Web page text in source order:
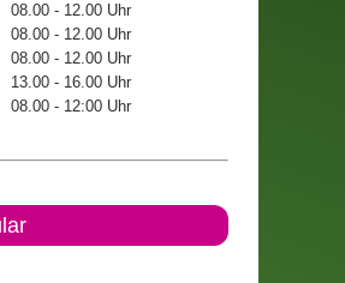
08.00 - 12.00 Uhr
08.00 - 12.00 Uhr
08.00 - 12.00 Uhr
13.00 - 16.00 Uhr
08.00 - 12:00 Uhr